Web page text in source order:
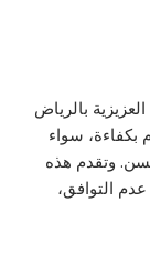
بالرياض
سواء
وتقدم هذه
التوافق،